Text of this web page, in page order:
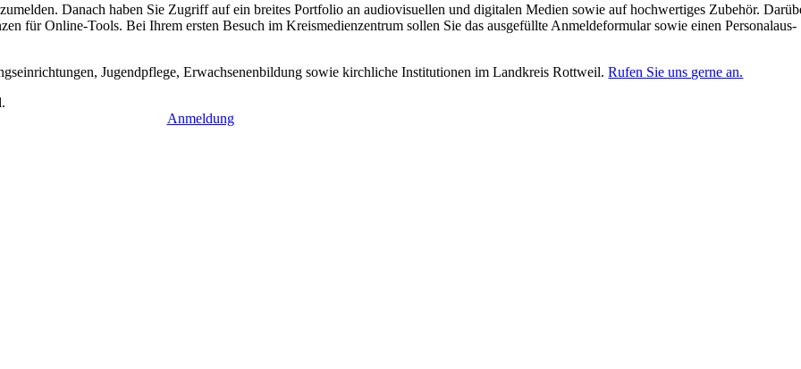
Danach haben Sie Zugriff auf ein breites Portfolio an audio­visu­ellen und digitalen Medien sowie auf hochwer­tiges Zubehör.
für Online-Tools. Bei Ihrem ersten Besuch im Kreis­medien­zentrum sollen Sie das ausgefüllte Anmeldefor­mular sowie einen Personal­aus­
Jugendpflege, Erwachsenen­bil­dung sowie kirchliche Insti­tutionen im Landkreis Rottweil.Rufen Sie uns gerne an.
Anmeldung